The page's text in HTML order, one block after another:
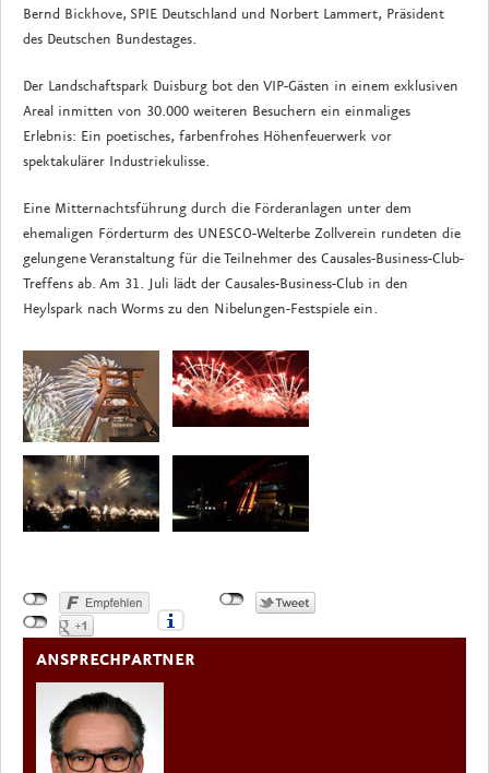
Bernd Bickhove, SPIE Deutschland und Norbert Lammert, Präsident
des Deutschen Bundestages.
Der Landschaftspark Duisburg bot den VIP-Gästen in einem exklusiven
Areal inmitten von 30.000 weiteren Besuchern ein einmaliges
Erlebnis: Ein poetisches, farbenfrohes Höhenfeuerwerk vor
spektakulärer Industriekulisse.
Eine Mitternachtsführung durch die Förderanlagen unter dem
ehemaligen Förderturm des UNESCO-Welterbe Zollverein rundeten die
gelungene Veranstaltung für die Teilnehmer des Causales-Business-Club-
Treffens ab. Am 31. Juli lädt der Causales-Business-Club in den
Heylspark nach Worms zu den Nibelungen-Festspiele ein.
ANSPRECHPARTNER